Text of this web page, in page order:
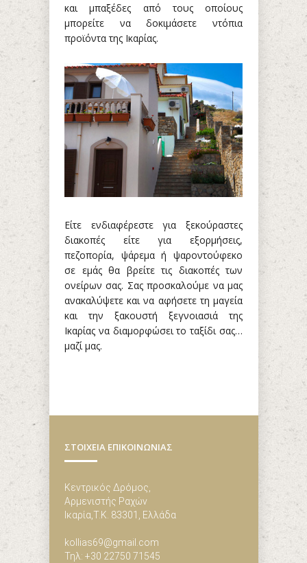
και μπαξέδες από τους οποίους
μπορείτε να δοκιμάσετε ντόπια
προϊόντα της Ικαρίας.
Είτε ενδιαφέρεστε για ξεκούραστες
διακοπές είτε για εξορμήσεις,
πεζοπορία, ψάρεμα ή ψαροντούφεκο
σε εμάς θα βρείτε τις διακοπές των
ονείρων σας. Σας προσκαλούμε να μας
ανακαλύψετε και να αφήσετε τη μαγεία
και την ξακουστή ξεγνοιασιά της
Ικαρίας να διαμορφώσει το ταξίδι σας…
μαζί μας.
ΣΤΟΙΧΕΙΑ ΕΠΙΚΟΙΝΩΝΙΑΣ
Κεντρικός Δρόμος,
Αρμενιστής Ραχών
Ικαρία,Τ.Κ. 83301, Ελλάδα
kollias69@gmail.com
Τηλ: +30 22750 71545